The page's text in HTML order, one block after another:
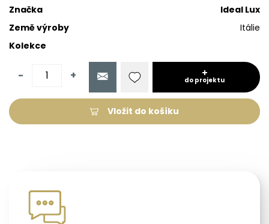
Značka
Ideal Lux
Země výroby
Itálie
Kolekce
- +
Vložit do košíku
do projektu